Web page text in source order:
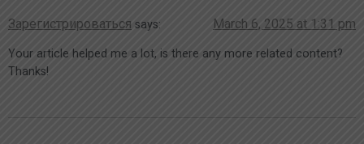
Зарегистрироваться says: March 6, 2025 at 1:31 pm
Your article helped me a lot, is there any more related content?
Thanks!